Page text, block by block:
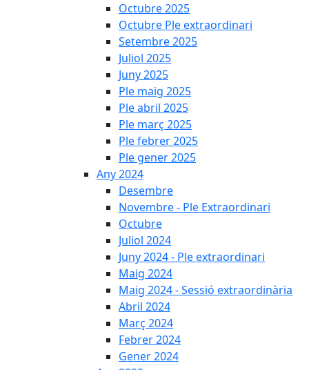
Octubre 2025
Octubre Ple extraordinari
Setembre 2025
Juliol 2025
Juny 2025
Ple maig 2025
Ple abril 2025
Ple març 2025
Ple febrer 2025
Ple gener 2025
Any 2024
Desembre
Novembre - Ple Extraordinari
Octubre
Juliol 2024
Juny 2024 - Ple extraordinari
Maig 2024
Maig 2024 - Sessió extraordinària
Abril 2024
Març 2024
Febrer 2024
Gener 2024